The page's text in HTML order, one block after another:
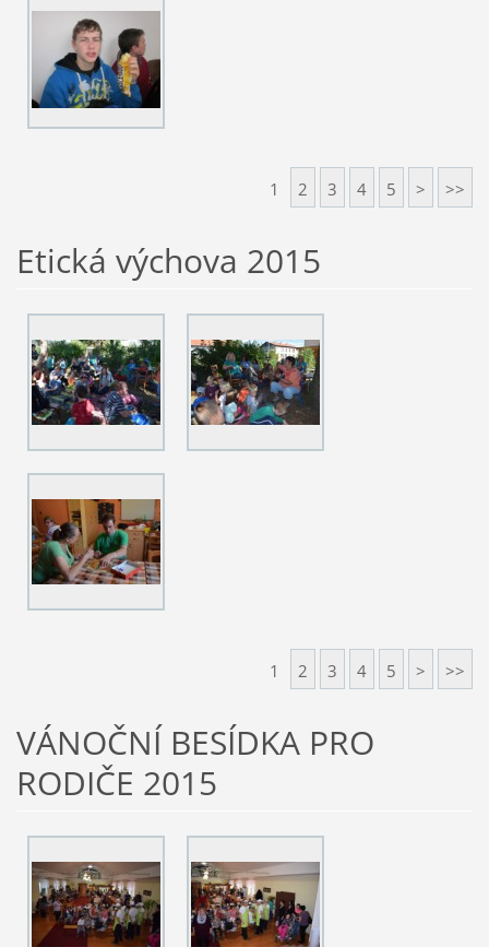
1 2 3 4 5 > >>
Etická výchova 2015
1 2 3 4 5 > >>
VÁNOČNÍ BESÍDKA PRO
RODIČE 2015